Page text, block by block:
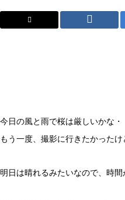
今日の風と雨で桜は厳しいかな・
もう一度、撮影に行きたかったけ
明日は晴れるみたいなので、時